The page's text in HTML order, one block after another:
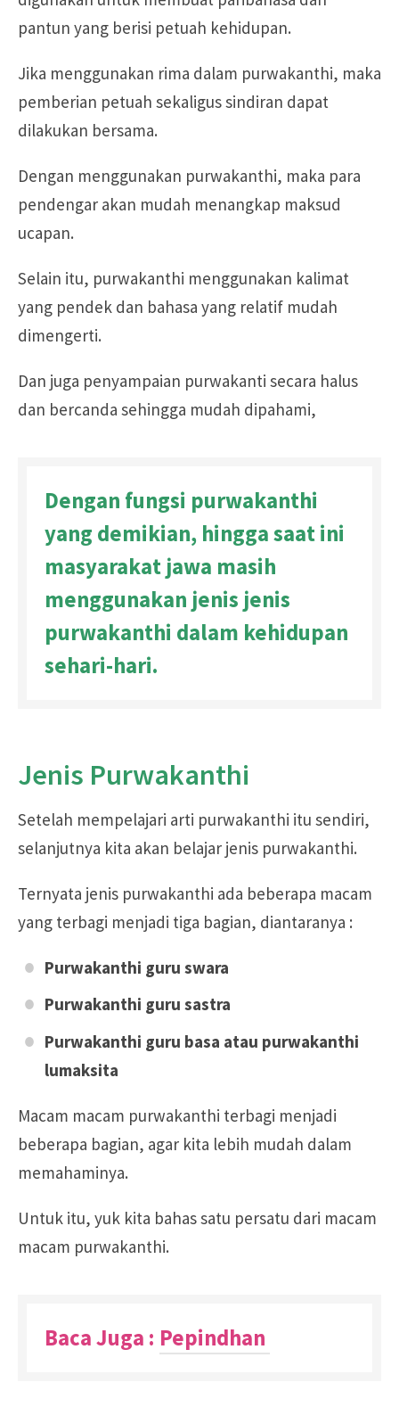
pantun yang berisi petuah kehidupan.
Jika menggunakan rima dalam purwakanthi, maka
pemberian petuah sekaligus sindiran dapat
dilakukan bersama.
Dengan menggunakan purwakanthi, maka para
pendengar akan mudah menangkap maksud
ucapan.
Selain itu, purwakanthi menggunakan kalimat
yang pendek dan bahasa yang relatif mudah
dimengerti.
Dan juga penyampaian purwakanti secara halus
dan bercanda sehingga mudah dipahami,
Dengan fungsi purwakanthi
yang demikian, hingga saat ini
masyarakat jawa masih
menggunakan jenis jenis
purwakanthi dalam kehidupan
sehari-hari.
Jenis Purwakanthi
Setelah mempelajari arti purwakanthi itu sendiri,
selanjutnya kita akan belajar jenis purwakanthi.
Ternyata jenis purwakanthi ada beberapa macam
yang terbagi menjadi tiga bagian, diantaranya :
Purwakanthi guru swara
Purwakanthi guru sastra
Purwakanthi guru basa atau purwakanthi
lumaksita
Macam macam purwakanthi terbagi menjadi
beberapa bagian, agar kita lebih mudah dalam
memahaminya.
Untuk itu, yuk kita bahas satu persatu dari macam
macam purwakanthi.
Baca Juga : Pepindhan